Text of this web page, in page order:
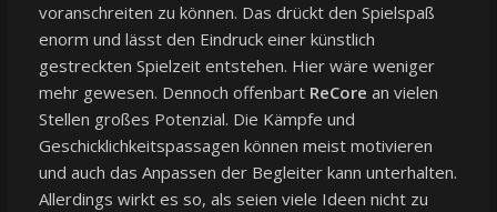
voranschreiten zu können. Das drückt den Spielspaß
enorm und lässt den Eindruck einer künstlich
gestreckten Spielzeit entstehen. Hier wäre weniger
mehr gewesen. Dennoch offenbart ReCore an vielen
Stellen großes Potenzial. Die Kämpfe und
Geschicklichkeitspassagen können meist motivieren
und auch das Anpassen der Begleiter kann unterhalten.
Allerdings wirkt es so, als seien viele Ideen nicht zu